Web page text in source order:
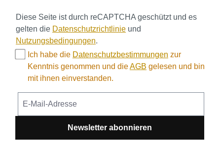
Diese Seite ist durch reCAPTCHA geschützt und es
gelten die Datenschutzrichtlinie und
Nutzungsbedingungen.
Ich habe die Datenschutzbestimmungen zur
Kenntnis genommen und dieAGB gelesen und bin
mit ihnen einverstanden.
Newsletter abonnieren